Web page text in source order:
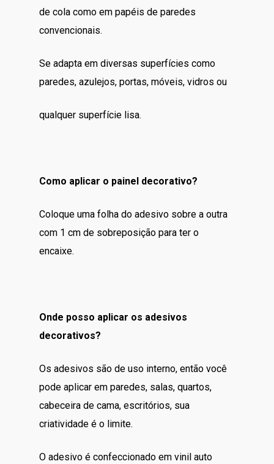
de cola como em papéis de paredes
convencionais.
Se adapta em diversas superfícies como
paredes, azulejos, portas, móveis, vidros ou
qualquer superfície lisa.
Como aplicar o painel decorativo?
Coloque uma folha do adesivo sobre a outra
com 1 cm de sobreposição para ter o
encaixe.
Onde posso aplicar os adesivos
decorativos?
Os adesivos são de uso interno, então você
pode aplicar em paredes, salas, quartos,
cabeceira de cama, escritórios, sua
criatividade é o limite.
O adesivo é confeccionado em vinil auto